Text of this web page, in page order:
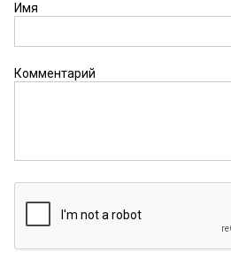
ремарки. Тоже вполне
докапываться? Вам не
Другим нравится —
высказались. Ну и что
поверить Вам, что всё
немножко сокращено,
Имя
Комментарий